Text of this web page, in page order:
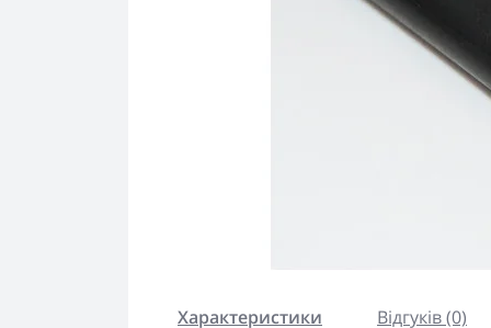
Характеристики Відгуків (0)